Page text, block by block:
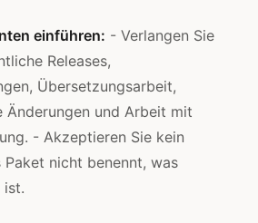
einführen: - Verlangen Sie
Releases,
Übersetzungsarbeit,
Änderungen und Arbeit mit
- Akzeptieren Sie kein
Paket nicht benennt, was
ist.